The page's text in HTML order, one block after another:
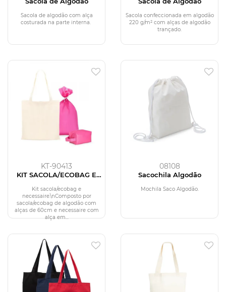
Sacola de algodão com alça
costurada na parte interna.
Sacola confeccionada em algodão
220 g/m² com alças de algodão
trançado.
KT-90413
KIT SACOLA/ECOBAG E
Kit sacola/ecobag e
necessaire.\nComposto por
sacola/ecobag de algodão com
alças de 60cm e necessaire com
alça em...
08108
Sacochila Algodão
Mochila Saco Algodão.